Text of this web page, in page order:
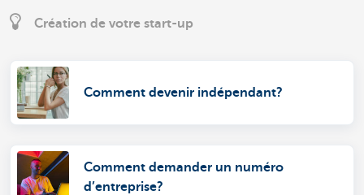
Création de votre start-up
Comment devenir indépendant?
Comment demander un numéro
d’entreprise?